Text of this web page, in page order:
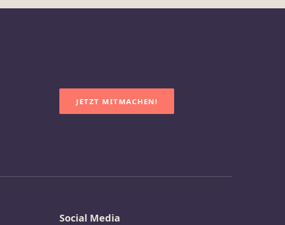
JETZT MITMACHEN!
Social Media